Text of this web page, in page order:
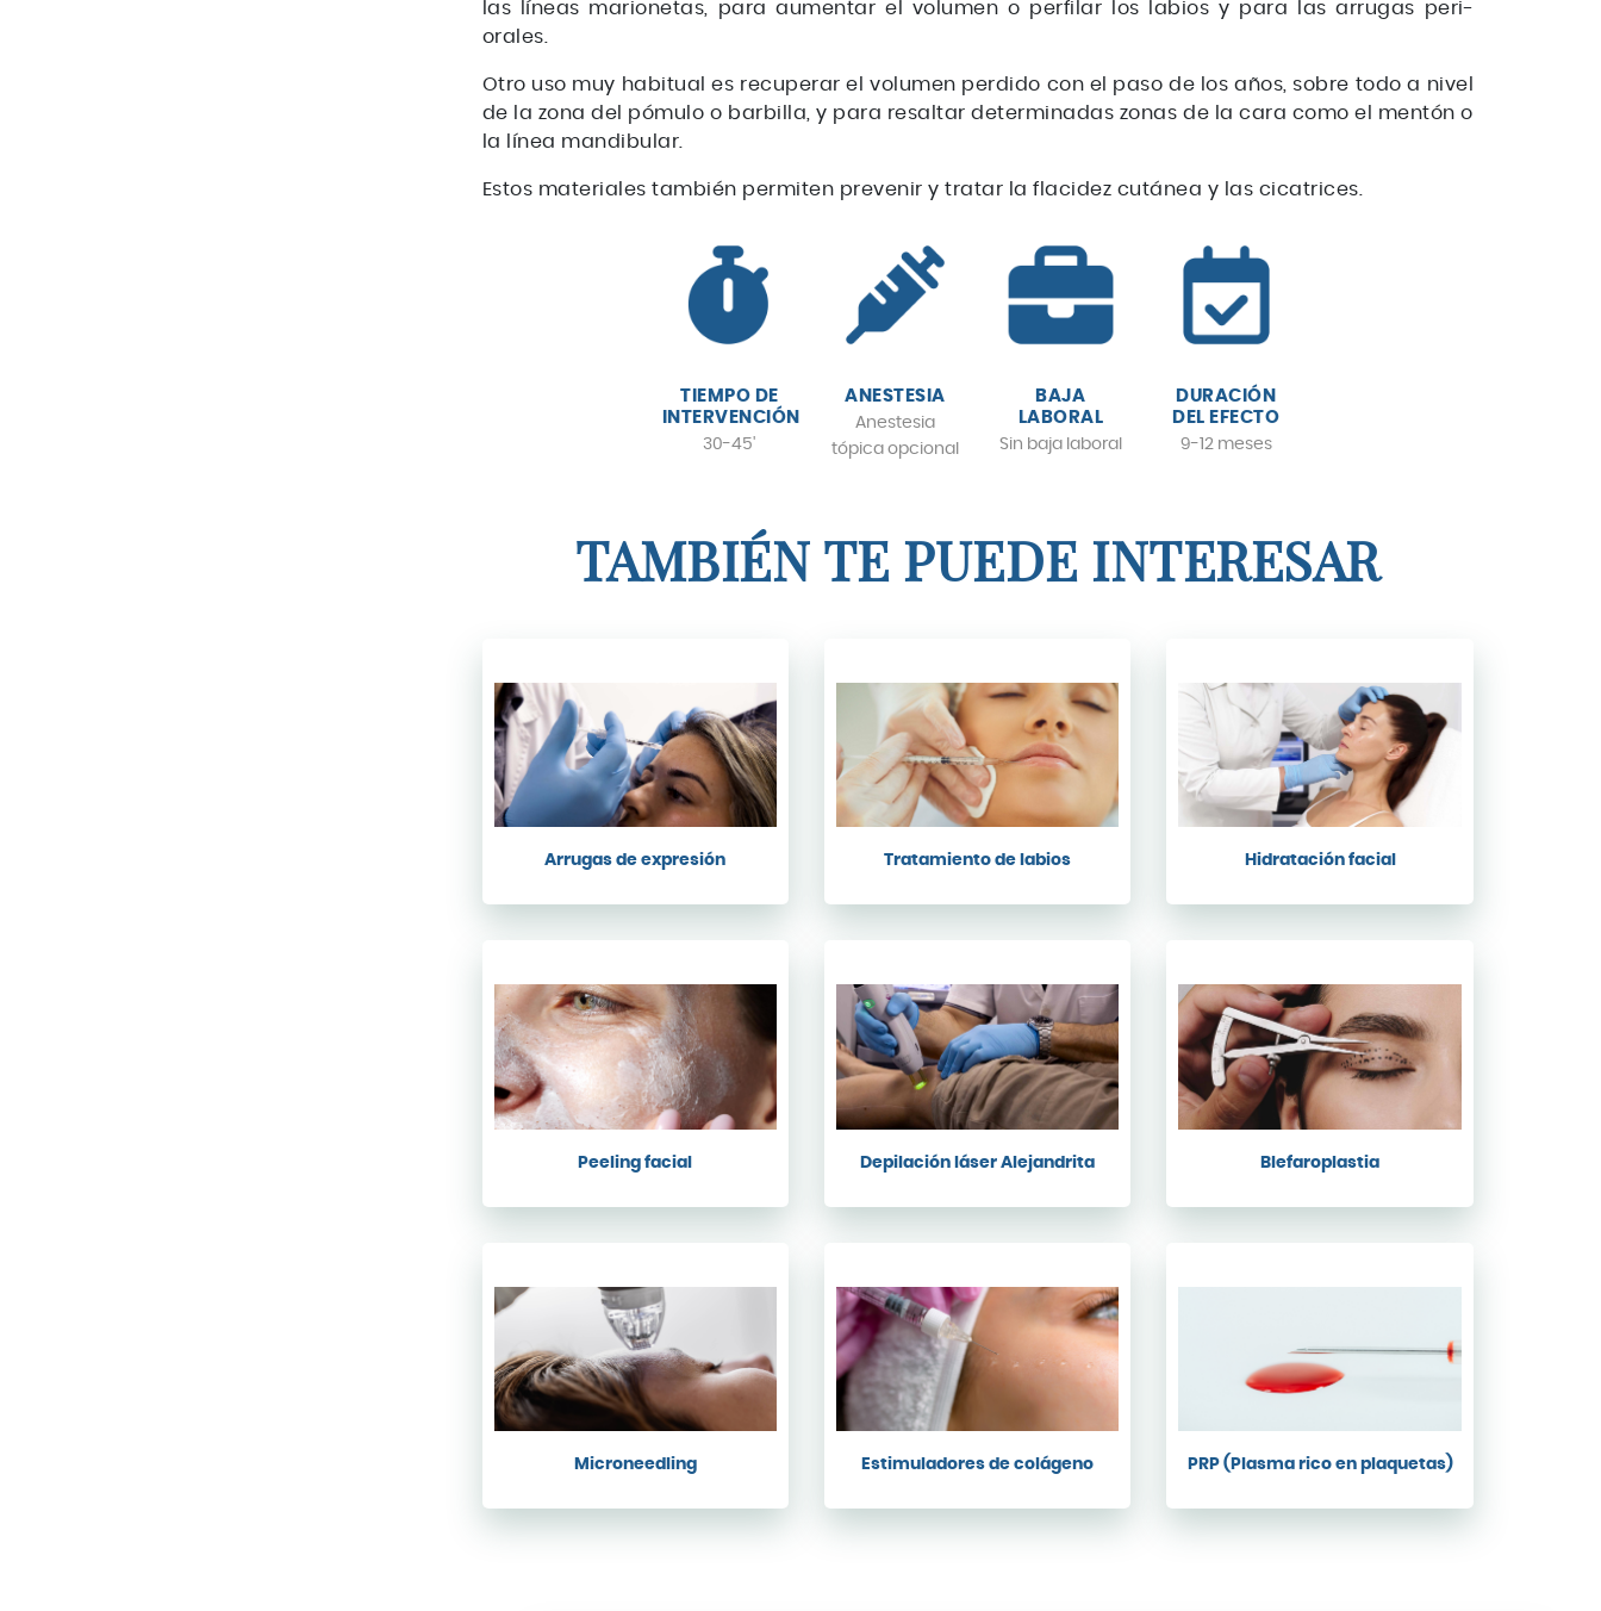
las líneas marionetas, para aumentar el volumen o perfilar los labios y para las arrugas peri-
orales.
Otro uso muy habitual es recuperar el volumen perdido con el paso de los años, sobre todo a nivel
de la zona del pómulo o barbilla, y para resaltar determinadas zonas de la cara como el mentón o
la línea mandibular.
Estos materiales también permiten prevenir y tratar la flacidez cutánea y las cicatrices.
TIEMPO DE
INTERVENCIÓN
30-45'
ANESTESIA
Anestesia
tópica opcional
BAJA
LABORAL
Sin baja laboral
DURACIÓN
DEL EFECTO
9-12 meses
TAMBIÉN TE PUEDE INTERESAR
Arrugas de expresión Tratamiento de labios Hidratación facial
Peeling facial Depilación láser Alejandrita Blefaroplastia
Microneedling Estimuladores de colágeno PRP (Plasma rico en plaquetas)